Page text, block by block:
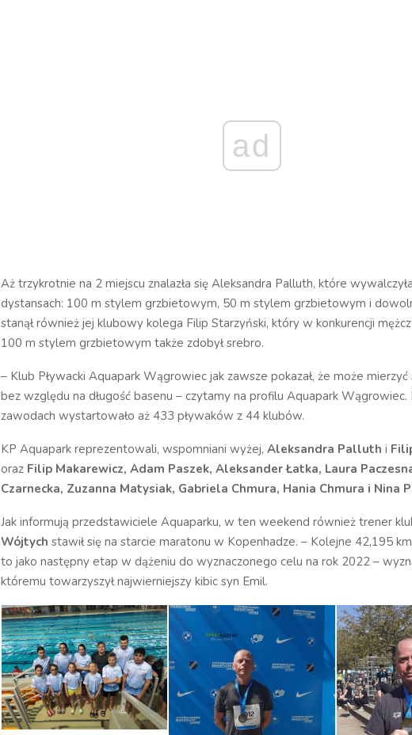
ad
Aż trzykrotnie na 2 miejscu znalazła się Aleksandra Palluth, które
dystansach: 100 m stylem grzbietowym, 50 m stylem grzbietowym i
stanął również jej klubowy kolega Filip Starzyński, który w konkurencji
100 m stylem grzbietowym także zdobył srebro.
– Klub Pływacki Aquapark Wągrowiec jak zawsze pokazał, że może mierzyć
bez względu na długość basenu – czytamy na profilu Aquapark Wągrowiec.
zawodach wystartowało aż 433 pływaków z 44 klubów.
KP Aquapark reprezentowali, wspomniani wyżej, Aleksandra Palluth i
oraz Filip Makarewicz, Adam Paszek, Aleksander Łatka, Laura
Czarnecka, Zuzanna Matysiak, Gabriela Chmura, Hania Chmura i Nina
Jak informują przedstawiciele Aquaparku, w ten weekend również trener
Wójtych stawił się na starcie maratonu w Kopenhadze. – Kolejne 42,195
to jako następny etap w dążeniu do wyznaczonego celu na rok 2022 –
któremu towarzyszył najwierniejszy kibic syn Emil.